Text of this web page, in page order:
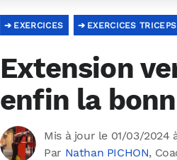
EXERCICES TRICEPS
EXERCICES
Extension
enfin la
Mis à jour le 01/03/2024
Par Nathan PICHON,